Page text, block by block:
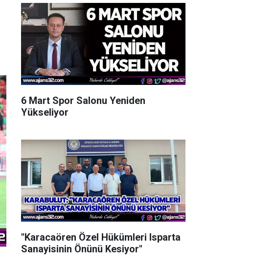
6 Mart Spor Salonu Yeniden
Yükseliyor
"Karacaören Özel Hükümleri Isparta
Sanayisinin Önünü Kesiyor"